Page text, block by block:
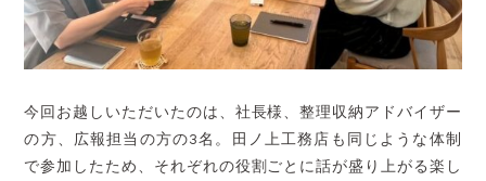
今回お越しいただいたのは、社長様、整理収納アドバイザー
の方、広報担当の方の3名。田ノ上工務店も同じような体制
で参加したため、それぞれの役割ごとに話が盛り上がる楽し